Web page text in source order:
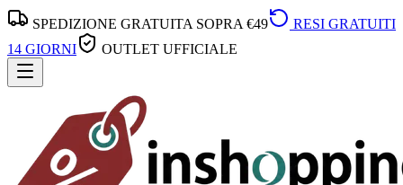
SPEDIZIONE GRATUITA SOPRA €49
RESI GRATUITI
14 GIORNI
OUTLET UFFICIALE